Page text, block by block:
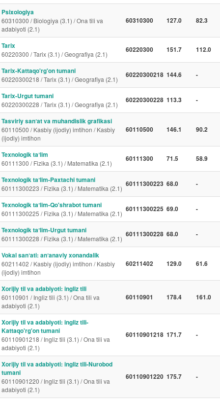
Psixologiya
60310300 / Biologiya (3.1) / Ona tili va
adabiyoti (2.1)
60310300 127.0 82.3
Tarix
60220300 / Tarix (3.1) / Geografiya (2.1)
60220300 151.7 112.0
Tarix-Kattaqo'rg'on tumani
60220300218 / Tarix (3.1) / Geografiya (2.1)
60220300218 144.6 -
Tarix-Urgut tumani
60220300228 / Tarix (3.1) / Geografiya (2.1)
60220300228 113.3 -
Tasviriy sanʼat va muhandislik grafikasi
60110500 / Kasbiy (ijodiy) imtihon / Kasbiy
(ijodiy) imtihon
60110500 146.1 90.2
Texnologik taʼlim
60111300 / Fizika (3.1) / Matematika (2.1)
60111300 71.5 58.9
Texnologik taʼlim-Paxtachi tumani
60111300223 / Fizika (3.1) / Matematika (2.1)
60111300223 68.0 -
Texnologik taʼlim-Qo'shrabot tumani
60111300225 / Fizika (3.1) / Matematika (2.1)
60111300225 69.0 -
Texnologik taʼlim-Urgut tumani
60111300228 / Fizika (3.1) / Matematika (2.1)
60111300228 68.0 -
Vokal sanʼati: anʼanaviy xonandalik
60211402 / Kasbiy (ijodiy) imtihon / Kasbiy
(ijodiy) imtihon
60211402 129.0 61.6
Xorijiy til va adabiyoti: ingliz tili
60110901 / Ingliz tili (3.1) / Ona tili va
adabiyoti (2.1)
60110901 178.4 161.0
Xorijiy til va adabiyoti: ingliz tili-
Kattaqo'rg'on tumani
60110901218 / Ingliz tili (3.1) / Ona tili va
adabiyoti (2.1)
60110901218 171.7 -
Xorijiy til va adabiyoti: ingliz tili-Nurobod
tumani
60110901220 / Ingliz tili (3.1) / Ona tili va
adabiyoti (2.1)
60110901220 175.7 -